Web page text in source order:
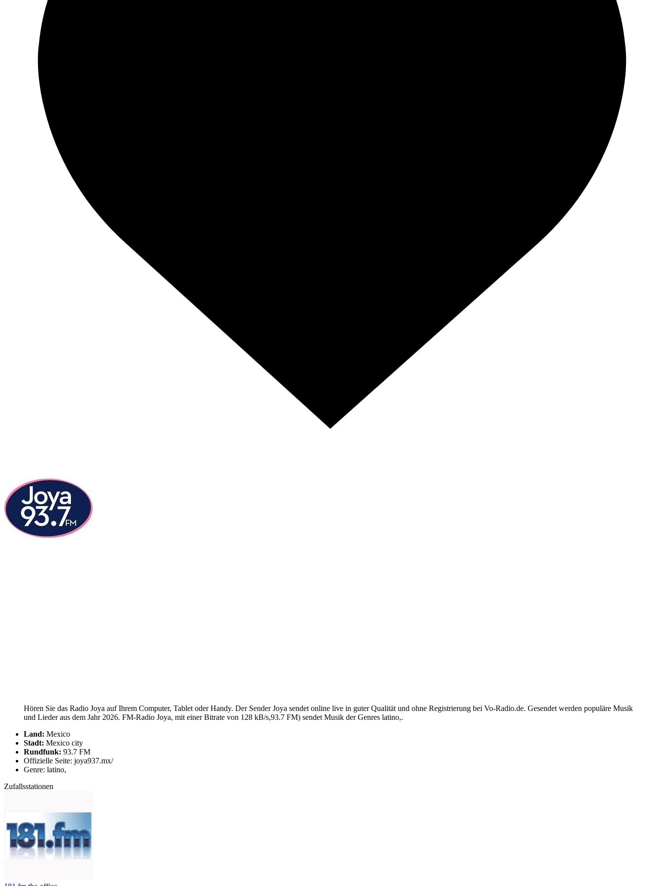
Hören Sie das Radio Joya auf Ihrem Computer, Tablet oder Handy. Der Sender Joya sendet online live in guter Qualität und ohne Registrierung bei Vo-Radio.de. Gesendet werden populäre Musik
und Lieder aus dem Jahr 2026. FM-Radio Joya, mit einer Bitrate von 128 kB/s,93.7 FM) sendet Musik der Genres latino,.
Land: Mexico
Stadt: Mexico city
Rundfunk: 93.7 FM
Offizielle Seite: joya937.mx/
Genre: latino,
Zufallsstationen